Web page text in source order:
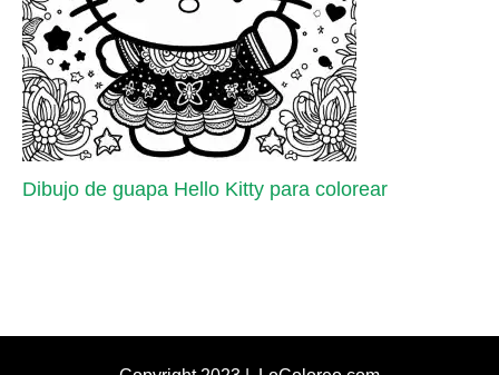
Dibujo de guapa Hello Kitty para colorear